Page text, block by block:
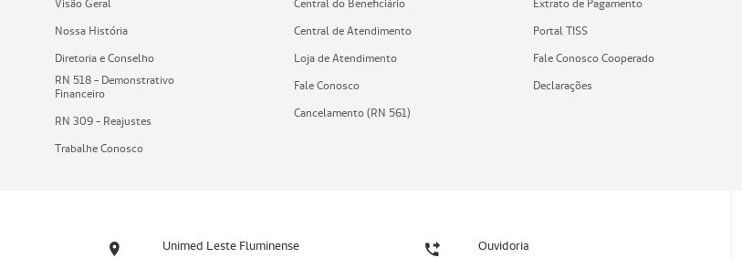
Visão Geral
Nossa História
Diretoria e Conselho
RN 518 - Demonstrativo
Financeiro
RN 309 - Reajustes
Trabalhe Conosco
Central do Beneficiário
Central de Atendimento
Loja de Atendimento
Fale Conosco
Cancelamento (RN 561)
Extrato de Pagamento
Portal TISS
Fale Conosco Cooperado
Declarações
Unimed Leste Fluminense Ouvidoria